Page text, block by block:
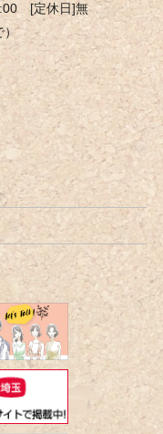
[定休日]無
）